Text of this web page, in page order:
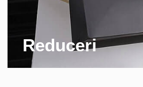
Reduceri